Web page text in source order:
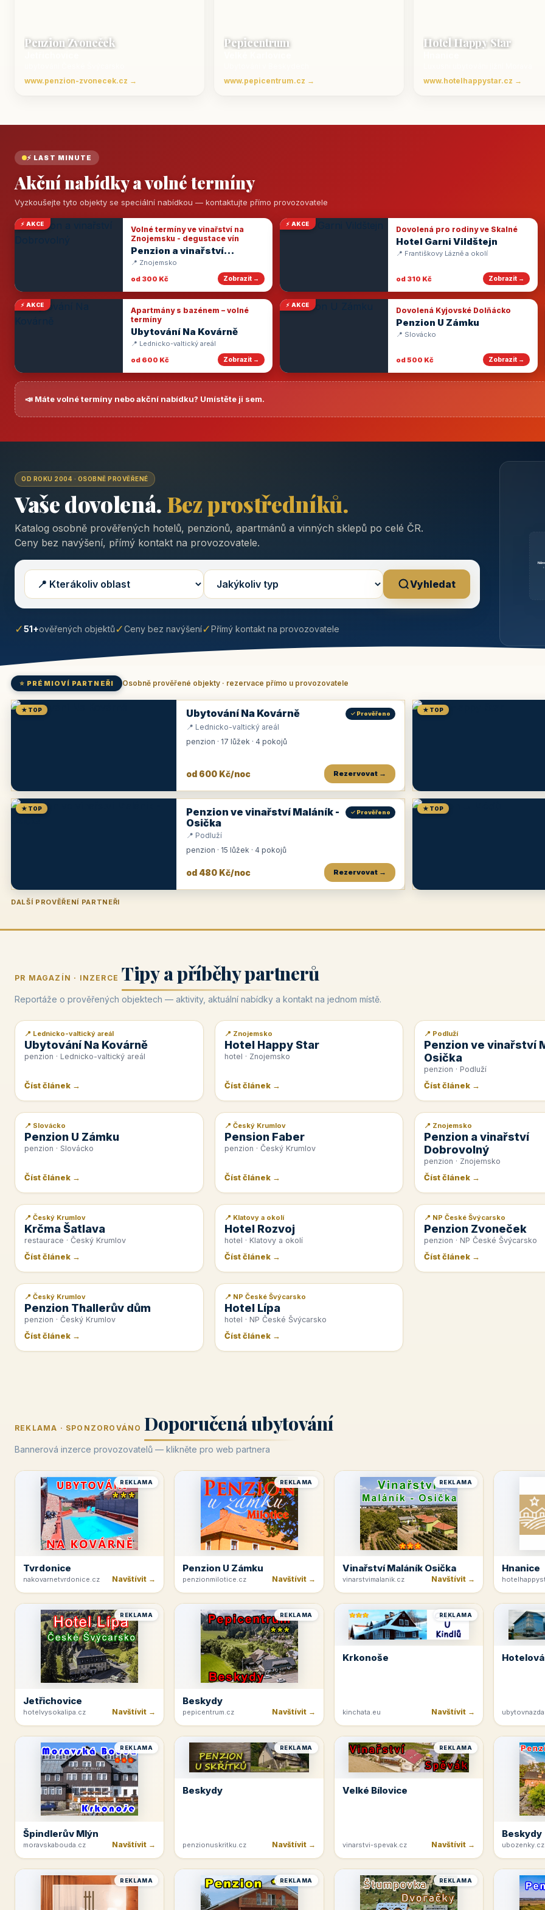
Penzion Zvoneček
www.penzion-zvonecek.cz →
Pepicentrum
www.pepicentrum.cz →
Hotel Happy Star
www.hotelhappystar.cz →
⚡ LAST MINUTE
Akční nabídky a volné termíny
Vyzkoušejte tyto objekty se speciální nabídkou — kontaktujte přímo provozovatele
⚡ AKCE
Volné termíny ve vinařství na
Znojemsku - degustace vín
Penzion a vinařství
Dobrovolný
📍 Znojemsko
od 300 Kč
Zobrazit →
⚡ AKCE
Dovolená pro rodiny ve Skalné
Hotel Garni Vildštejn
📍 Františkovy Lázně a okolí
od 310 Kč Zobrazit →
⚡ AKCE
Apartmány s bazénem – volné
termíny
Ubytování Na Kovárně
📍 Lednicko-valtický areál
od 600 Kč
Zobrazit →
⚡ AKCE
Dovolená Kyjovské Dolňácko
Penzion U Zámku
📍 Slovácko
od 500 Kč Zobrazit →
📣 Máte volné termíny nebo akční nabídku? Umístěte ji sem.
OD ROKU 2004 · OSOBNĚ PROVĚŘENÉ
Vaše dovolená. Bez prostředníků.
Katalog osobně prověřených hotelů, penzionů, apartmánů a vinných sklepů po celé ČR.
Ceny bez navýšení, přímý kontakt na provozovatele.
Vyhledat
✓51+ověřených objektů✓Ceny bez navýšení✓Přímý kontakt na provozovatele
⭐ PRÉMIOVÍ PARTNEŘI Osobně prověřené objekty · rezervace přímo u provozovatele
★ TOP Ubytování Na Kovárně ✓ Prověřeno
📍 Lednicko-valtický areál
penzion · 17 lůžek · 4 pokojů
od 600 Kč/noc Rezervovat →
★ TOP
★ TOP
Penzion ve vinařství Maláník -
Osička
✓ Prověřeno
📍 Podluží
penzion · 15 lůžek · 4 pokojů
od 480 Kč/noc Rezervovat →
★ TOP
DALŠÍ PROVĚŘENÍ PARTNEŘI
Penzion U Zámku Pension Faber
PR MAGAZÍN · INZERCE Tipy a příběhy partnerů
Reportáže o prověřených objektech — aktivity, aktuální nabídky a kontakt na jednom místě.
📰 PR článek
📍 Lednicko-valtický areál
Ubytování Na Kovárně
penzion · Lednicko-valtický areál
Číst článek →
📰 PR článek
📍 Znojemsko
Hotel Happy Star
hotel · Znojemsko
Číst článek →
📰 PR článek
📍 Podluží
Penzion ve vinařství
Osička
penzion · Podluží
Číst článek →
📰 PR článek
📍 Slovácko
Penzion U Zámku
penzion · Slovácko
Číst článek →
📰 PR článek
📍 Český Krumlov
Pension Faber
penzion · Český Krumlov
Číst článek →
📰 PR článek
📍 Znojemsko
Penzion a vinařství
Dobrovolný
penzion · Znojemsko
Číst článek →
📰 PR článek
📍 Český Krumlov
Krčma Šatlava
restaurace · Český Krumlov
Číst článek →
📰 PR článek
📍 Klatovy a okolí
Hotel Rozvoj
hotel · Klatovy a okolí
Číst článek →
📰 PR článek
📍 NP České Švýcarsko
Penzion Zvoneček
penzion · NP České Švýcarsko
Číst článek →
📰 PR článek
📍 Český Krumlov
Penzion Thallerův dům
penzion · Český Krumlov
Číst článek →
📰 PR článek
📍 NP České Švýcarsko
Hotel Lípa
hotel · NP České Švýcarsko
Číst článek →
REKLAMA · SPONZOROVÁNO Doporučená ubytování
Bannerová inzerce provozovatelů — klikněte pro web partnera
REKLAMA
Tvrdonice
nakovarnetvrdonice.cz Navštívit →
REKLAMA
Penzion U Zámku
penzionmilotice.cz Navštívit →
REKLAMA
Vinařství Maláník Osička
vinarstvimalanik.cz Navštívit →
Hnanice
REKLAMA
Jetřichovice
hotelvysokalipa.cz Navštívit →
REKLAMA
Beskydy
pepicentrum.cz Navštívit →
REKLAMA
Krkonoše
kinchata.eu Navštívit →
REKLAMA
Špindlerův Mlýn
moravskabouda.cz Navštívit →
REKLAMA
Beskydy
penzionuskritku.cz Navštívit →
REKLAMA
Velké Bílovice
vinarstvi-spevak.cz Navštívit →
Beskydy
ubozenky.cz
REKLAMA REKLAMA REKLAMA